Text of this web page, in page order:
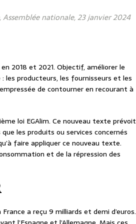
nationale, 23 janvier 2024
2018 et 2021. Objectif, améliorer le
les producteurs, les fournisseurs et les
de contourner en recourant à
loi EGAlim. Ce nouveau texte prévoit
les produits ou services concernés
faire appliquer ce nouveau texte.
et de la répression des
a reçu 9 milliards et demi d’euros.